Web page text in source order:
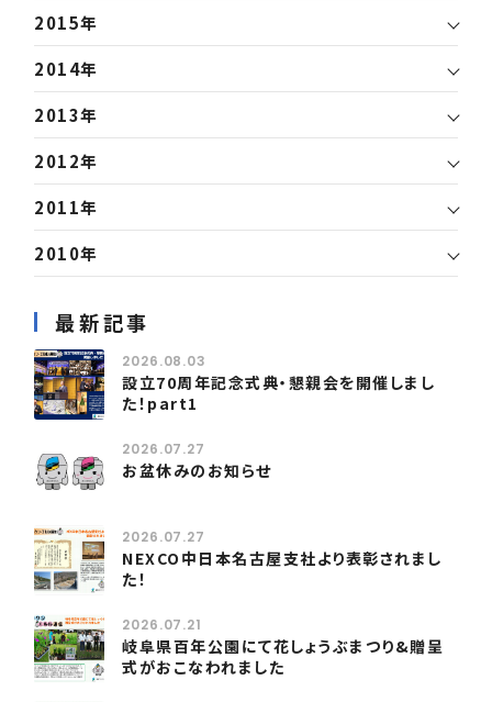
2015年
2014年
2013年
2012年
2011年
2010年
最新記事
2026.08.03
設立70周年記念式典・懇親会を開催しまし
た！part1
2026.07.27
お盆休みのお知らせ
2026.07.27
NEXCO中日本名古屋支社より表彰されまし
た！
2026.07.21
岐阜県百年公園にて花しょうぶまつり&贈呈
式がおこなわれました